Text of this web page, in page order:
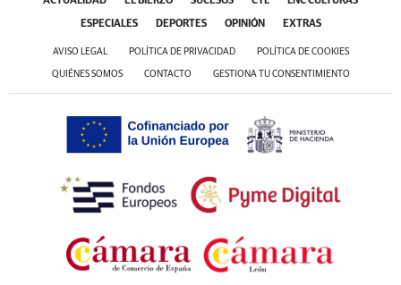
ESPECIALES DEPORTES OPINIÓN EXTRAS
AVISO LEGAL POLÍTICA DE PRIVACIDAD POLÍTICA DE COOKIES
QUIÉNES SOMOS CONTACTO GESTIONA TU CONSENTIMIENTO